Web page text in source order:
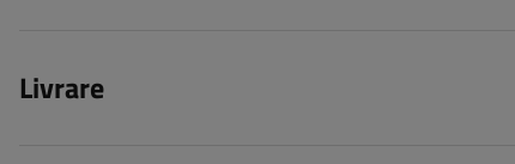
Livrare